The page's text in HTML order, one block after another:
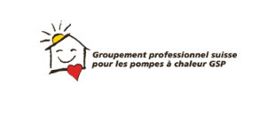
AAAAAAAAAAAAAA